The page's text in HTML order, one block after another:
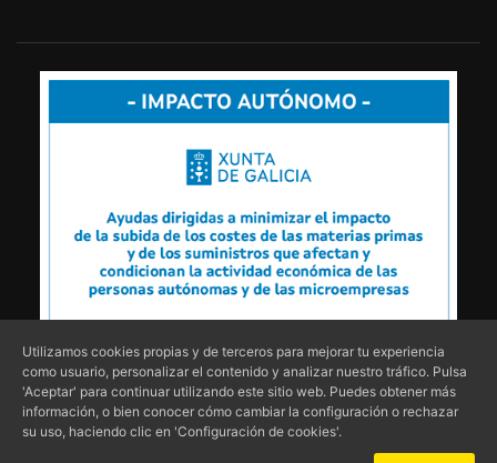
Copyright © 2018 - 2026 | Inmobiliaria Rías Baixas |Política de
Utilizamos cookies propias y de terceros para mejorar tu experiencia
como usuario, personalizar el contenido y analizar nuestro tráfico. Pulsa
'Aceptar' para continuar utilizando este sitio web. Puedes obtener más
información, o bien conocer cómo cambiar la configuración o rechazar
su uso, haciendo clic en 'Configuración de cookies'.